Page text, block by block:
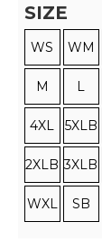
SIZE
WS WM
M L
4XL 5XLB
2XLB 3XLB
WXL SB